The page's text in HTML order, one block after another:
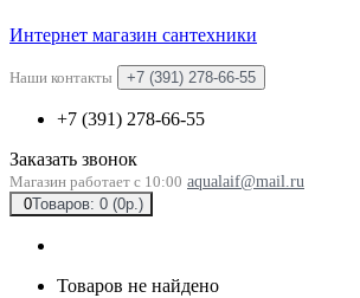
Интернет магазин сантехники
Наши контакты +7 (391) 278-66-55
+7 (391) 278-66-55
Заказать звонок
Магазин работает с 10:00 aqualaif@mail.ru
0Товаров: 0 (0р.)
Товаров не найдено